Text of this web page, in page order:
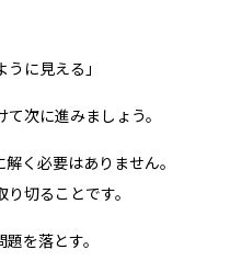
に見える」
次に進みましょう。
く必要はありません。
切ることです。
を落とす。